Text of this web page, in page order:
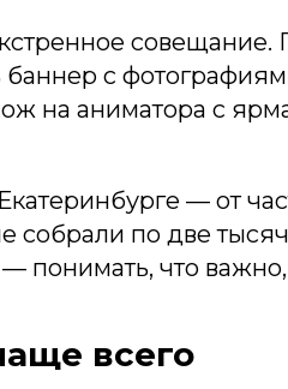
баннер с
на аниматора с
— от
по две
что важно,
всего